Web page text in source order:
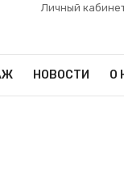
sale@ivanko.by
Личный
НОВОСТИ О